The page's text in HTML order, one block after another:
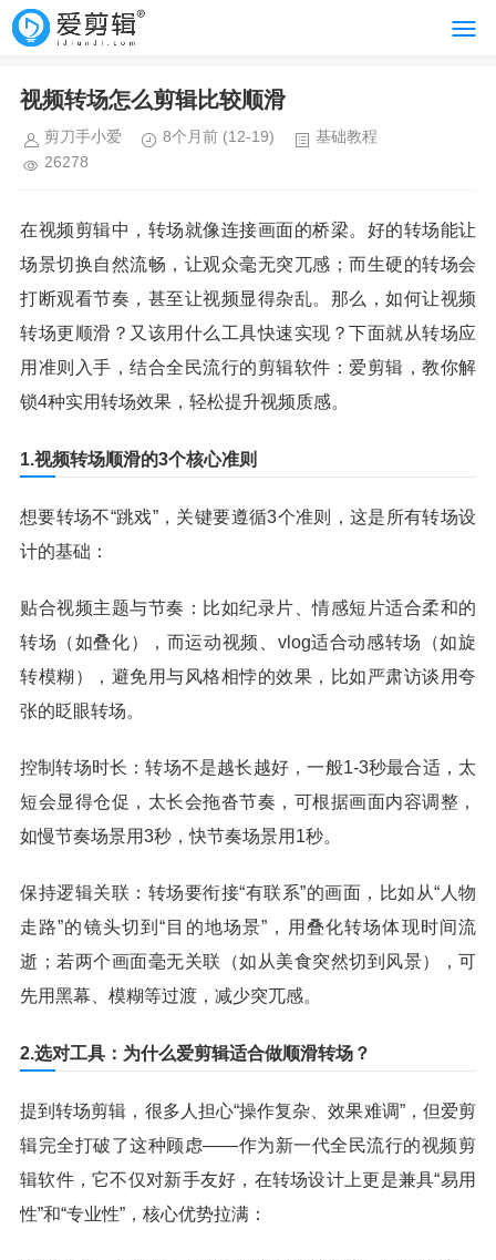
视频转场怎么剪辑比较顺滑
剪刀手小爱 8个月前 (12-19)
基础教程
26278
在视频剪辑中，转场就像连接画面的桥梁。好的转场能让
场景切换自然流畅，让观众毫无突兀感；而生硬的转场会
打断观看节奏，甚至让视频显得杂乱。那么，如何让视频
转场更顺滑？又该用什么工具快速实现？下面就从转场应
用准则入手，结合全民流行的剪辑软件：爱剪辑，教你解
锁4种实用转场效果，轻松提升视频质感。
1.视频转场顺滑的3个核心准则
想要转场不“跳戏”，关键要遵循3个准则，这是所有转场设
计的基础：
贴合视频主题与节奏：比如纪录片、情感短片适合柔和的
转场（如叠化），而运动视频、vlog适合动感转场（如旋
转模糊），避免用与风格相悖的效果，比如严肃访谈用夸
张的眨眼转场。
控制转场时长：转场不是越长越好，一般1-3秒最合适，太
短会显得仓促，太长会拖沓节奏，可根据画面内容调整，
如慢节奏场景用3秒，快节奏场景用1秒。
保持逻辑关联：转场要衔接“有联系”的画面，比如从“人物
走路”的镜头切到“目的地场景”，用叠化转场体现时间流
逝；若两个画面毫无关联（如从美食突然切到风景），可
先用黑幕、模糊等过渡，减少突兀感。
2.选对工具：为什么爱剪辑适合做顺滑转场？
提到转场剪辑，很多人担心“操作复杂、效果难调”，但爱剪
辑完全打破了这种顾虑——作为新一代全民流行的视频剪
辑软件，它不仅对新手友好，在转场设计上更是兼具“易用
性”和“专业性”，核心优势拉满：